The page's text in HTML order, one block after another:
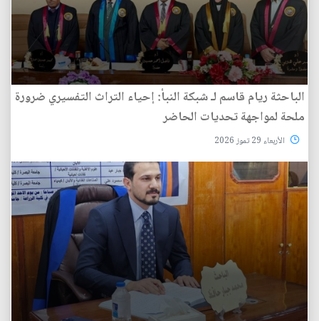
الباحثة ريام قاسم لـ شبكة النبأ: إحياء التراث التفسيري ضرورة
ملحة لمواجهة تحديات الحاضر
الأربعاء 29 تموز 2026